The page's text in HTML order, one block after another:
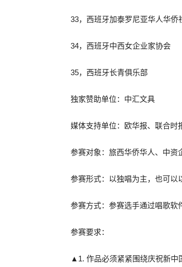
33，西班牙加泰罗尼亚华人华侨
34，西班牙中西女企业家协会
35，西班牙长青俱乐部
独家赞助单位：中汇文具
媒体支持单位：欧华报、联合时
参赛对象：旅西华侨华人、中资
参赛形式：以独唱为主，也可以
参赛方式：参赛选手通过唱歌软
参赛要求：
▲1. 作品必须紧紧围绕庆祝新中